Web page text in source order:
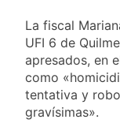
La fiscal
UFI 6 de
apresados, en
como
tentativa y
gravísimas».